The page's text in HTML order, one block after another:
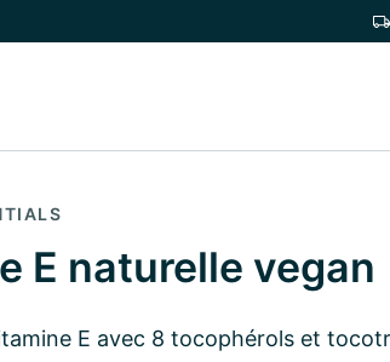
E naturelle vegan
E avec 8 tocophérols et